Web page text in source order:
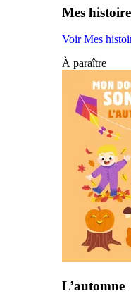
Mes
Voir Mes
À paraître
L’automne